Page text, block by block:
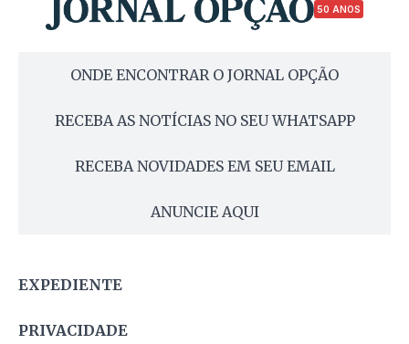
50 ANOS
ONDE ENCONTRAR O JORNAL OPÇÃO
RECEBA AS NOTÍCIAS NO SEU WHATSAPP
RECEBA NOVIDADES EM SEU EMAIL
ANUNCIE AQUI
EXPEDIENTE
PRIVACIDADE